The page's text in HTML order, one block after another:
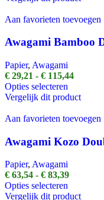
meerdere
Deze
gekozen
op
Aan favorieten toevoegen
Awagami Bamboo
Papier, Awagami
€ 29,21 - € 115,44
tot
Opties selecteren
product
meerdere
Deze
gekozen
op
Vergelijk dit product
Aan favorieten toevoegen
Awagami Kozo
Papier, Awagami
€ 63,54 - € 83,39
tot
Opties selecteren
product
Vergelijk dit product